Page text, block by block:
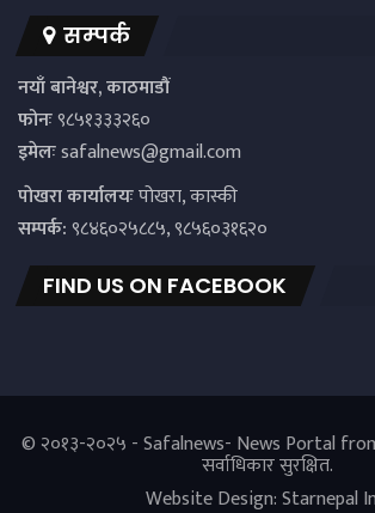
सम्पर्क
नयाँ बानेश्वर, काठमाडौं
फोनः९८५१३३३२६०
इमेलःsafalnews@gmail.com
पाेखरा कार्यालयःपोखरा, कास्की
सम्पर्क:९८४६०२५८८५, ९८५६०३१६२०
FIND US ON FACEBOOK
© २०१३-२०२५ - Safalnews- News Portal
सर्वाधिकार सुरक्षित.
Website Design:Starnepal